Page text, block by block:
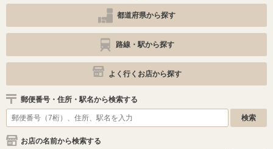
都道府県から探す
路線・駅から探す
よく行くお店から探す
郵便番号・住所・駅名から検索する
お店の名前から検索する